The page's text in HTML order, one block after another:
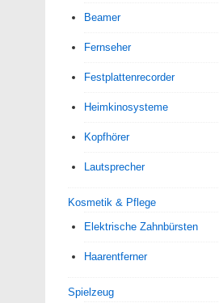
Beamer
Fernseher
Festplattenrecorder
Heimkinosysteme
Kopfhörer
Lautsprecher
Kosmetik & Pflege
Elektrische Zahnbürsten
Haarentferner
Spielzeug